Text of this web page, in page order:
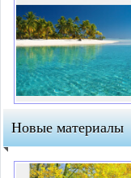
Новые материалы